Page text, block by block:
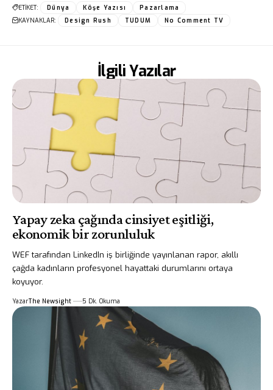
ETİKET: Dünya Köşe Yazısı
Pazarlama
KAYNAKLAR:
Design Rush TUDUM No Comment TV
İlgili Yazılar
Yapay zeka çağında cinsiyet eşitliği,
ekonomik bir zorunluluk
WEF tarafından LinkedIn iş birliğinde yayınlanan rapor, akıllı
çağda kadınların profesyonel hayattaki durumlarını ortaya
koyuyor.
YazarThe Newsight 5 Dk. Okuma